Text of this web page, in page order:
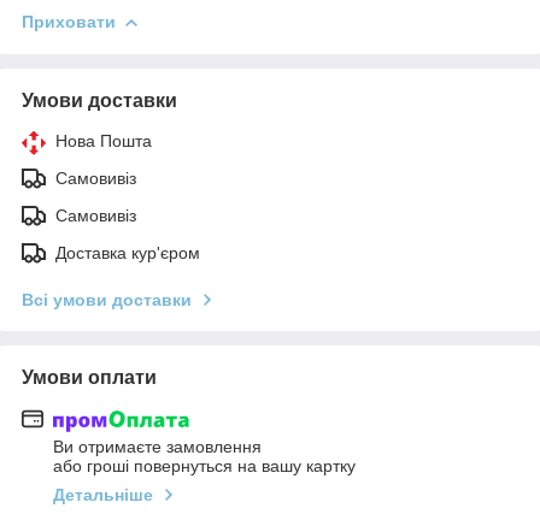
Приховати
Умови доставки
Нова Пошта
Самовивіз
Самовивіз
Доставка кур'єром
Всі умови доставки
Умови оплати
Ви отримаєте замовлення
або гроші повернуться на вашу картку
Детальніше